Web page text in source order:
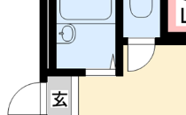
路線·駅から探す
地図から探す